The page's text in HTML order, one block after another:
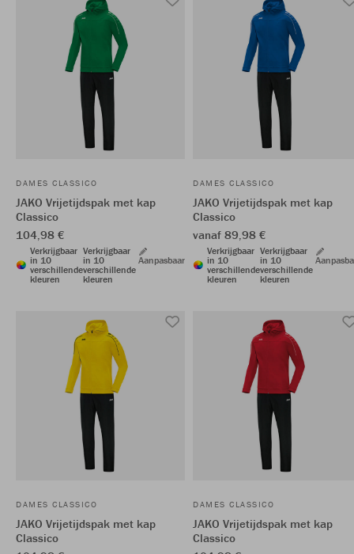
DAMES CLASSICO
JAKO Vrijetijdspak met kap
Classico
104,98 €
Verkrijgbaar
in 10
verschillende
kleuren
Verkrijgbaar
in 10
verschillende
kleuren
Aanpasbaar
DAMES CLASSICO
JAKO Vrijetijdspak met kap
Classico
vanaf 89,98 €
Verkrijgbaar
in 10
verschillende
kleuren
Verkrijgbaar
in 10
verschillende
kleuren
DAMES CLASSICO
JAKO Vrijetijdspak met kap
Classico
DAMES CLASSICO
JAKO Vrijetijdspak met kap
Classico